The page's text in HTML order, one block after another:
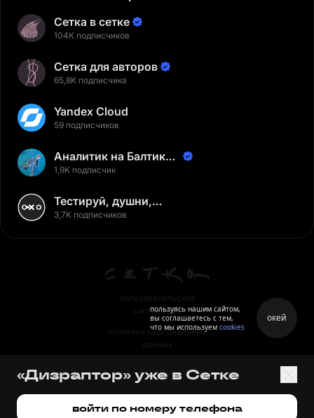
Сетка в сетке
104K подписчиков
Сетка для авторов
65,8K подписчика
Yandex Cloud
59 подписчиков
Аналитик на Балтике |
Неверов Станислав
1,9K подписчик
Тестируй, душни,
наслаждайся
3,7K подписчиков
пользовательское
соглашение
политика персональных
данных
правила применения
«Дизраптор» уже в Сетке
войти по номеру телефона
пользуясь нашим сайтом,
вы соглашаетесь с тем,
что мы используем cookies
окей